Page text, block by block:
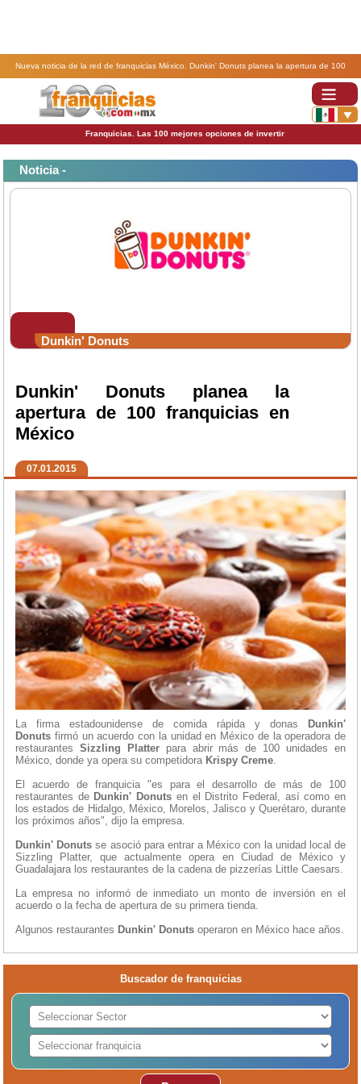
Nueva noticia de la red de franquicias México. Dunkin' Donuts planea la apertura de 100
Franquicias. Las 100 mejores opciones de invertir
Noticia -
Dunkin' Donuts
Dunkin' Donuts planea la
apertura de 100 franquicias en
México
07.01.2015
La firma estadounidense de comida rápida y donas
Dunkin'
Donuts firmó un acuerdo con la unidad en México de la operadora de
restaurantes Sizzling Platter para abrir más de 100 unidades en
México, donde ya opera su competidora Krispy Creme.
El acuerdo de franquicia "es para el desarrollo de más de 100
restaurantes de Dunkin' Donuts en el Distrito Federal, así como en
los estados de Hidalgo, México, Morelos, Jalisco y Querétaro, durante
los próximos años", dijo la empresa.
Dunkin' Donuts se asoció para entrar a México con la unidad local de
Sizzling Platter, que actualmente opera en Ciudad de México y
Guadalajara los restaurantes de la cadena de pizzerías Little Caesars.
La empresa no informó de inmediato un monto de inversión en el
acuerdo o la fecha de apertura de su primera tienda.
Algunos restaurantes Dunkin' Donuts operaron en México hace años.
Buscador de franquicias